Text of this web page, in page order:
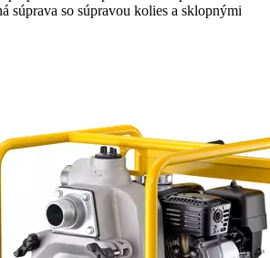
súprava so súpravou kolies a sklopnými